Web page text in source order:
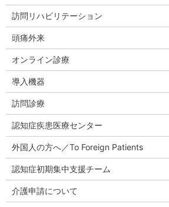
訪問リハビリテーション
頭痛外来
オンライン診療
導入機器
訪問診療
認知症疾患医療センター
外国人の方へ／To Foreign Patients
認知症初期集中支援チーム
介護申請について